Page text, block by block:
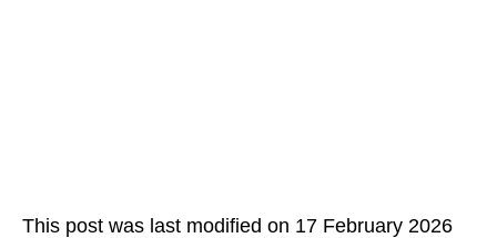
This post was last modified on 17 February 2026